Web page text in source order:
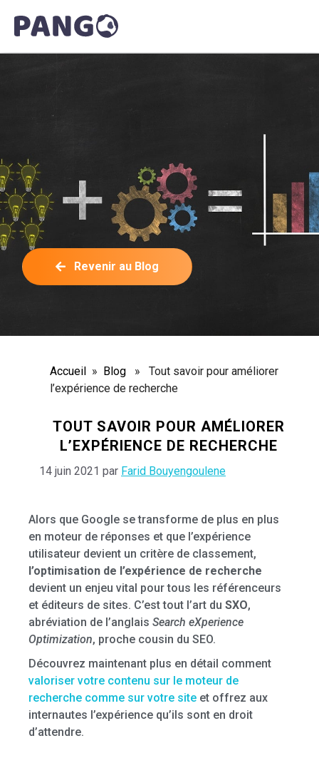
Revenir au Blog
Accueil » Blog » Tout savoir pour améliorer
l’expérience de recherche
TOUT SAVOIR POUR AMÉLIORER
L’EXPÉRIENCE DE RECHERCHE
14 juin 2021 par Farid Bouyengoulene
Alors que Google se transforme de plus en plus
en moteur de réponses et que l’expérience
utilisateur devient un critère de classement,
l’optimisation de l’expérience de recherche
devient un enjeu vital pour tous les référenceurs
et éditeurs de sites. C’est tout l’art du SXO,
abréviation de l’anglais Search eXperience
Optimization, proche cousin du SEO.
Découvrez maintenant plus en détail comment
valoriser votre contenu sur le moteur de
recherche comme sur votre site et offrez aux
internautes l’expérience qu’ils sont en droit
d’attendre.